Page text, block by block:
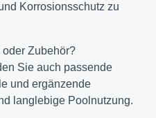
Korrosionsschutz zu
Zubehör?
Sie auch passende
und ergänzende
langlebige Poolnutzung.